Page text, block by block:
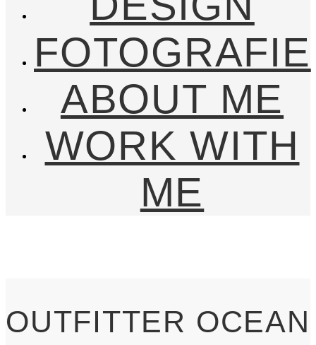
FOTOGRAFIE
ABOUT ME
WORK WITH
ME
OUTFITTER OCEAN